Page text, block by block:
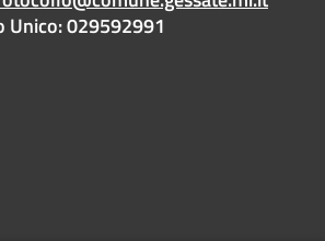
Unico: 029592991